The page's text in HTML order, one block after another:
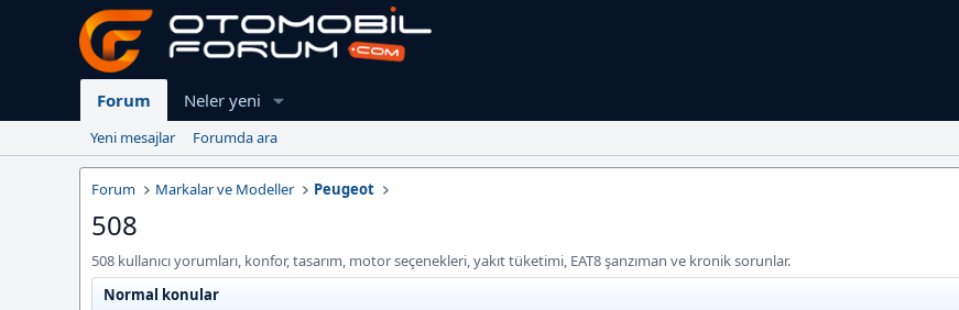
Forum Neler yeni
Yeni mesajlar Forumda ara
Forum Markalar ve Modeller Peugeot
508
508 kullanıcı yorumları, konfor, tasarım, motor seçenekleri, yakıt tüketimi, EAT8 şanzıman ve kronik sorunlar.
Normal konular